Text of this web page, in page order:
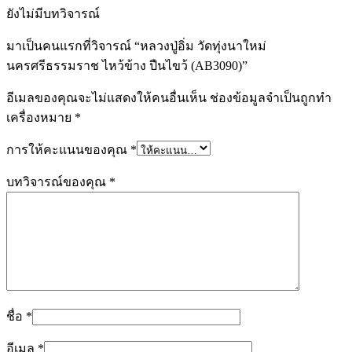
ยังไม่มีบทวิจารณ์
มาเป็นคนแรกที่วิจารณ์ “หลวงปู่อิ่ม วัดทุ่งนาใหม่
นครศรีธรรมราช ไหว้ข้าง ปืนไขว้ (AB3090)”
อีเมลของคุณจะไม่แสดงให้คนอื่นเห็น ช่องข้อมูลจำเป็นถูกทำ
เครื่องหมาย *
การให้คะแนนของคุณ *
บทวิจารณ์ของคุณ *
ชื่อ *
อีเมล *